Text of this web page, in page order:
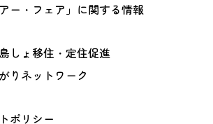
アー・フェア」に関する情報
しょ移住・定住促進
りネットワーク
ポリシー